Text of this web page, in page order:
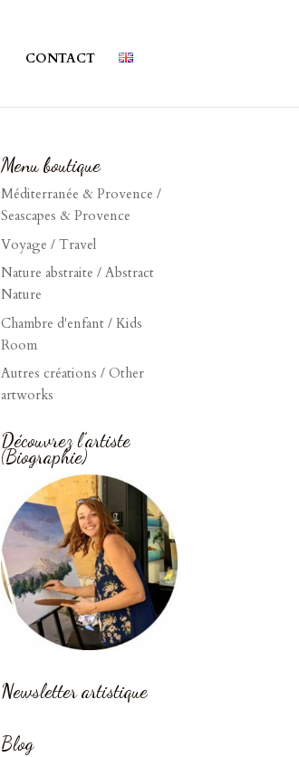
CONTACT
Menu boutique
Méditerranée & Provence /
Seascapes & Provence
Voyage / Travel
Nature abstraite / Abstract
Nature
Chambre d'enfant / Kids
Room
Autres créations / Other
artworks
Découvrez l’artiste
(Biographie)
Newsletter artistique
Blog